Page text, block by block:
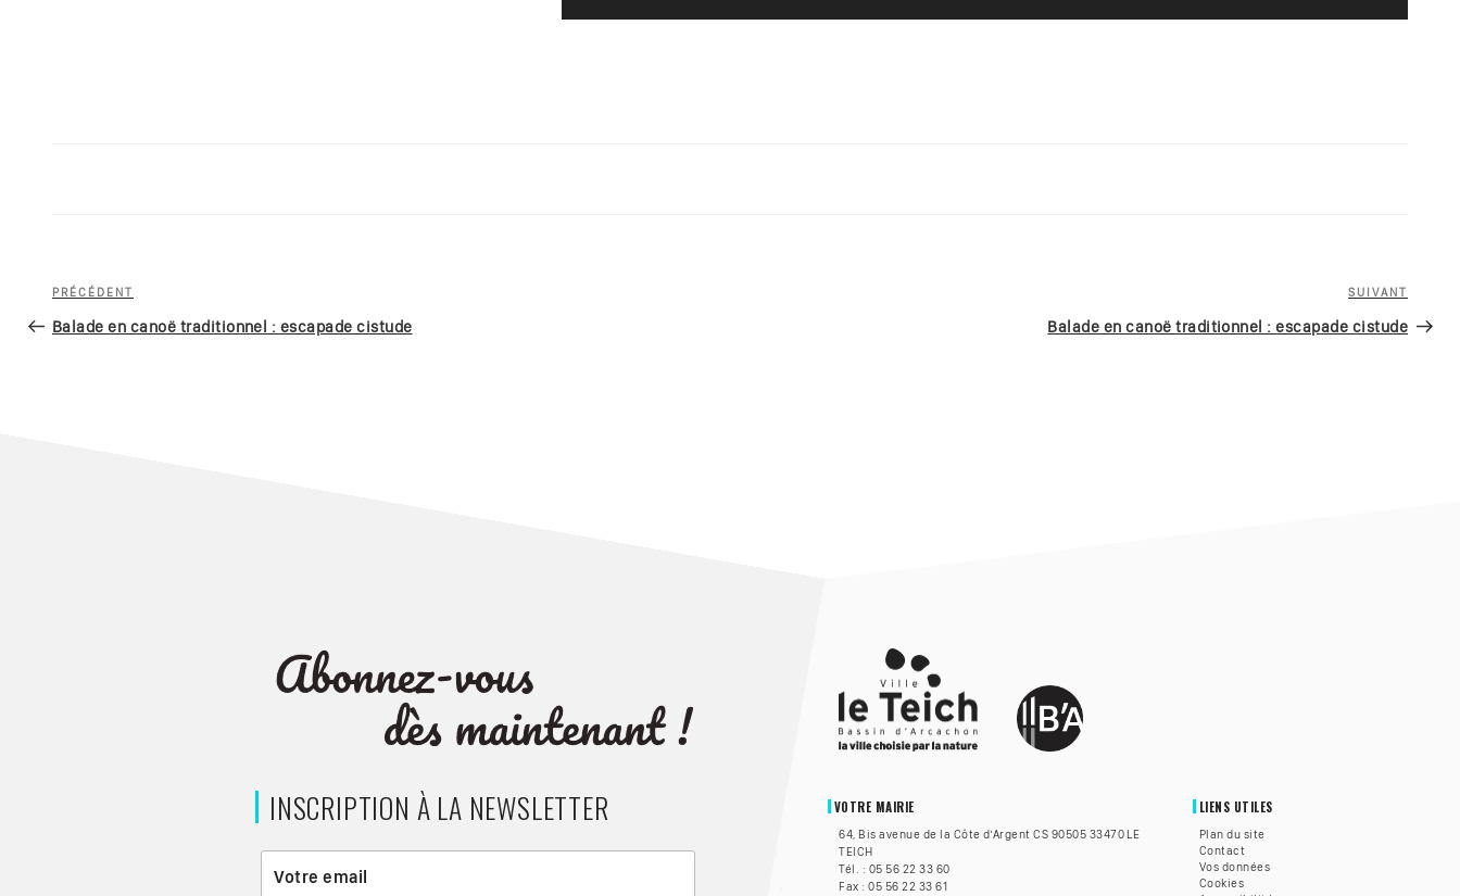
Navigation
de
Article
précédent
PRÉCÉDENT
Balade en canoë traditionnel : escapade cistude
Article
SUIVANT
Balade en canoë traditionnel : escapade cistude
INSCRIPTION À LA NEWSLETTER VOTRE MAIRIE
64, Bis avenue de la Côte d’Argent CS 90505 33470 LE
TEICH
Tél. : 05 56 22 33 60
Fax : 05 56 22 33 61
LIENS UTILES
Plan du site
Contact
Vos données
Cookies